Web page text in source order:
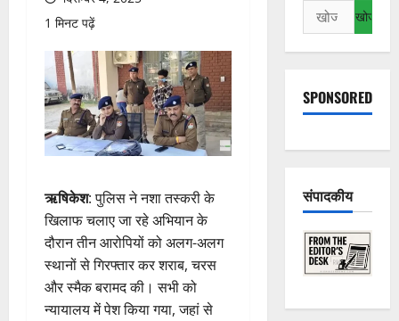
1 मिनट पढ़ें
ऋषिकेश: पुलिस ने नशा तस्करी के
खिलाफ चलाए जा रहे अभियान के
दौरान तीन आरोपियों को अलग-अलग
स्थानों से गिरफ्तार कर शराब, चरस
और स्मैक बरामद की। सभी को
न्यायालय में पेश किया गया, जहां से
निम्न
को
खोजें:
SPONSORED
संपादकीय